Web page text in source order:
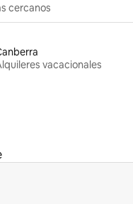
cercanos
vacacionales